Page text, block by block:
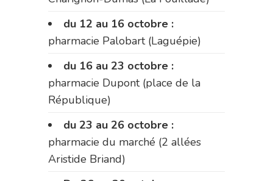
du 12 au 16 octobre :
pharmacie Palobart (Laguépie)
du 16 au 23 octobre :
pharmacie Dupont (place de la
République)
du 23 au 26 octobre :
pharmacie du marché (2 allées
Aristide Briand)